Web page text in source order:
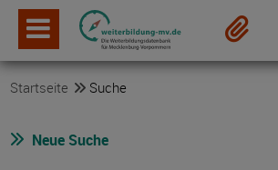
Startseite Suche
Neue Suche